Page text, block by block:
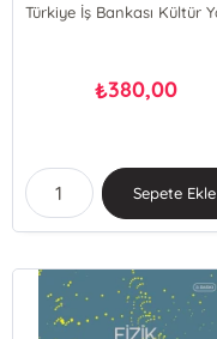
₺380,00
Sepete Ekle